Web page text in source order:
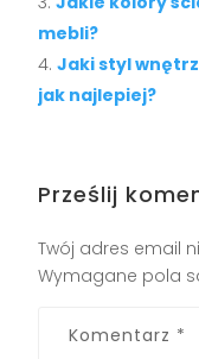
mebli?
Jaki styl
jak najlepiej?
Prześlij
Twój adres email
Wymagane pola